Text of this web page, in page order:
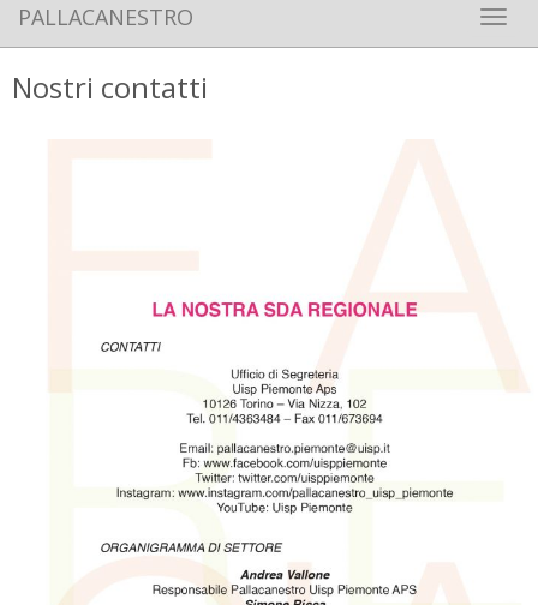
PALLACANESTRO
Nostri contatti